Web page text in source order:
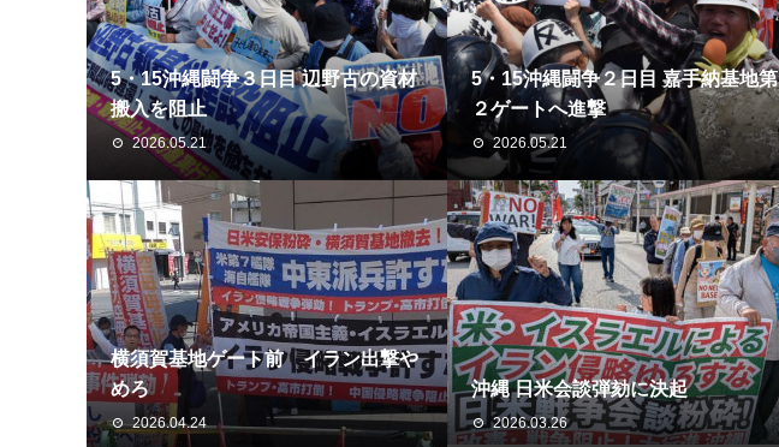
5・15沖縄闘争３日目 辺野古の資材
搬入を阻止
2026.05.21
5・15沖縄闘争２日目 嘉手納基地第
２ゲートへ進撃
2026.05.21
横須賀基地ゲート前 イラン出撃や
めろ
2026.04.24
沖縄 日米会談弾劾に決起
2026.03.26